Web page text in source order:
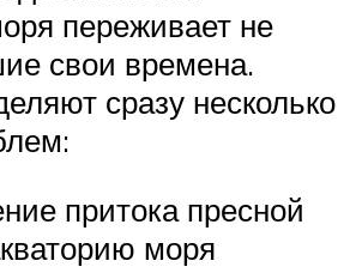
переживает не
свои времена.
сразу несколько
притока пресной
моря